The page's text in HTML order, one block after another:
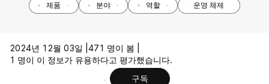
제품 분야 역할 운영 체제
2024년 12월 03일 | 471 명이 봄 |
1 명이 이 정보가 유용하다고 평가했습니다.
구독